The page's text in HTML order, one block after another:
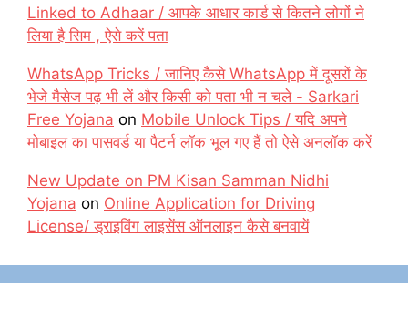
Linked to Adhaar / आपके आधार कार्ड से कितने लोगों ने
लिया है सिम , ऐसे करें पता
WhatsApp Tricks / जानिए कैसे WhatsApp में दूसरों के
भेजे मैसेज पढ़ भी लें और किसी को पता भी न चले - Sarkari
Free Yojana on Mobile Unlock Tips / यदि अपने
मोबाइल का पासवर्ड या पैटर्न लॉक भूल गए हैं तो ऐसे अनलॉक करें
New Update on PM Kisan Samman Nidhi
Yojana on Online Application for Driving
License/ ड्राइविंग लाइसेंस ऑनलाइन कैसे बनवायें